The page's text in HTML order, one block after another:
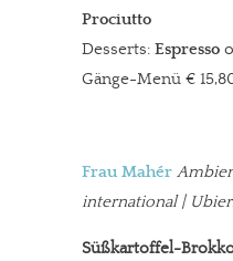
Prociutto
Desserts: Espresso
Gänge-Menü €
Frau Mahér
international |
Süßkartoffel-